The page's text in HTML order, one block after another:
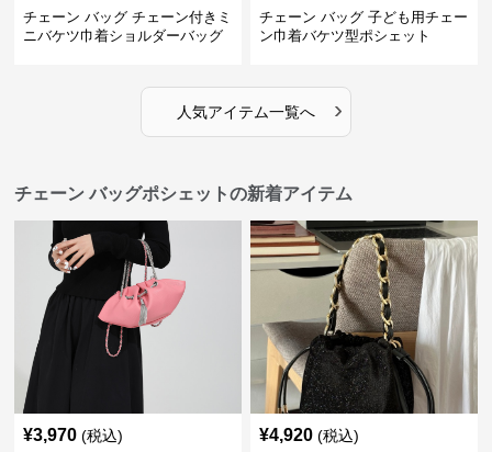
チェーン バッグ チェーン付きミ
ニバケツ巾着ショルダーバッグ
チェーン バッグ 子ども用チェー
ン巾着バケツ型ポシェット
人気アイテム一覧へ ›
チェーン バッグポシェットの新着アイテム
¥3,970 (税込) ¥4,920 (税込)